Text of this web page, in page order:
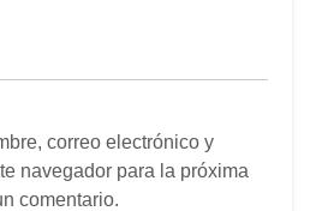
correo electrónico y
navegador para la próxima
comentario.